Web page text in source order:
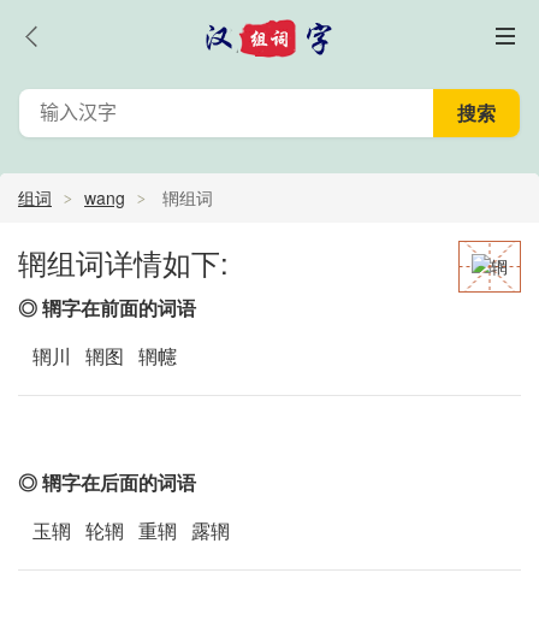
组词 wang 辋组词
辋组词详情如下:
◎ 辋字在前面的词语
辋川 辋图 辋幰
◎ 辋字在后面的词语
玉辋 轮辋 重辋 露辋